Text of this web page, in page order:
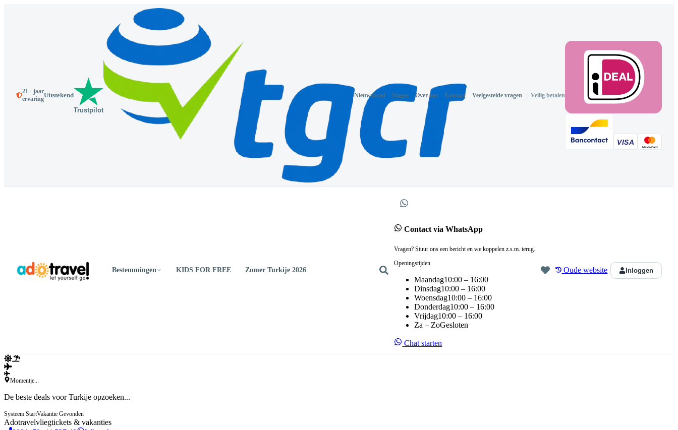
21+ jaar
ervaringUitstekend
Trustpilot
Nieuwsbrief Stages Over ons Contact Veelgestelde vragen | Veilig betalen
Bestemmingen KIDS FOR FREE Zomer Turkije 2026
Contact via WhatsApp
Vragen? Stuur ons een bericht en we koppelen z.s.m. terug.
Openingstijden
Maandag10:00 – 16:00
Dinsdag10:00 – 16:00
Woensdag10:00 – 16:00
Donderdag10:00 – 16:00
Vrijdag10:00 – 16:00
Za – ZoGesloten
Chat starten
Oude website Inloggen
Momentje...
De beste deals voor Turkije opzoeken...
Systeem StartVakantie Gevonden
Adotravelvliegtickets & vakanties